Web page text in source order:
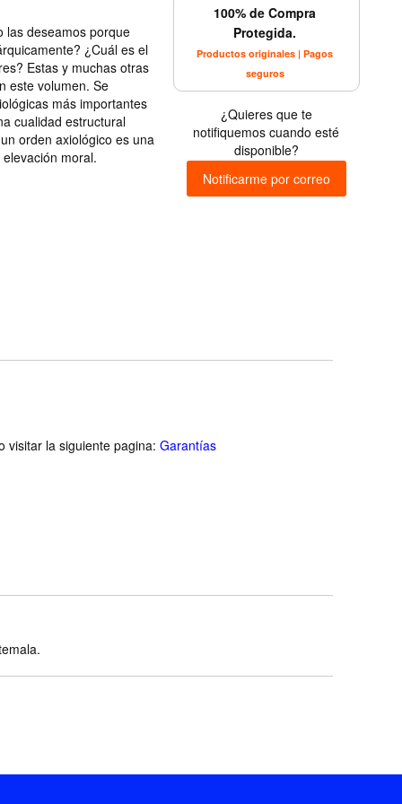
las deseamos porque
¿Cuál es el
Estas y muchas otras
este volumen. Se
más importantes
cualidad estructural
orden axiológico es una
moral.
100% de Compra
Protegida.
Productos originales | Pagos
seguros
¿Quieres que te
notifiquemos cuando esté
disponible?
Notificarme por correo
visitar la siguiente pagina: Garantías